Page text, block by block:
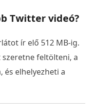
Twitter videó?
ír elő 512 MB-ig.
feltölteni, a
és elhelyezheti a